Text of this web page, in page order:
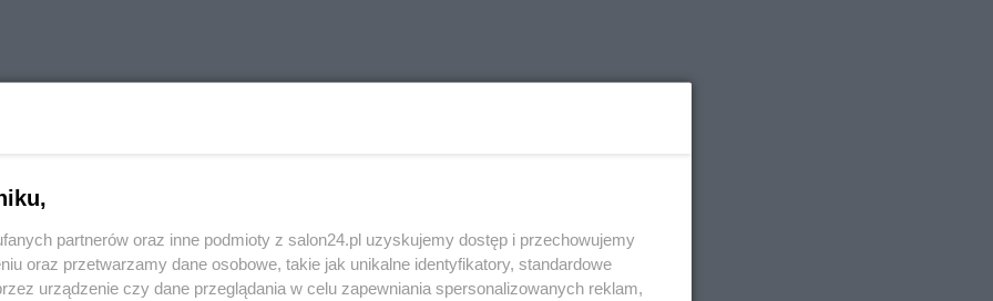
partnerów oraz inne podmioty z salon24.pl uzyskujemy dostęp i przechowujemy
oraz przetwarzamy dane osobowe, takie jak unikalne identyfikatory, standardowe
urządzenie czy dane przeglądania w celu zapewniania spersonalizowanych reklam,